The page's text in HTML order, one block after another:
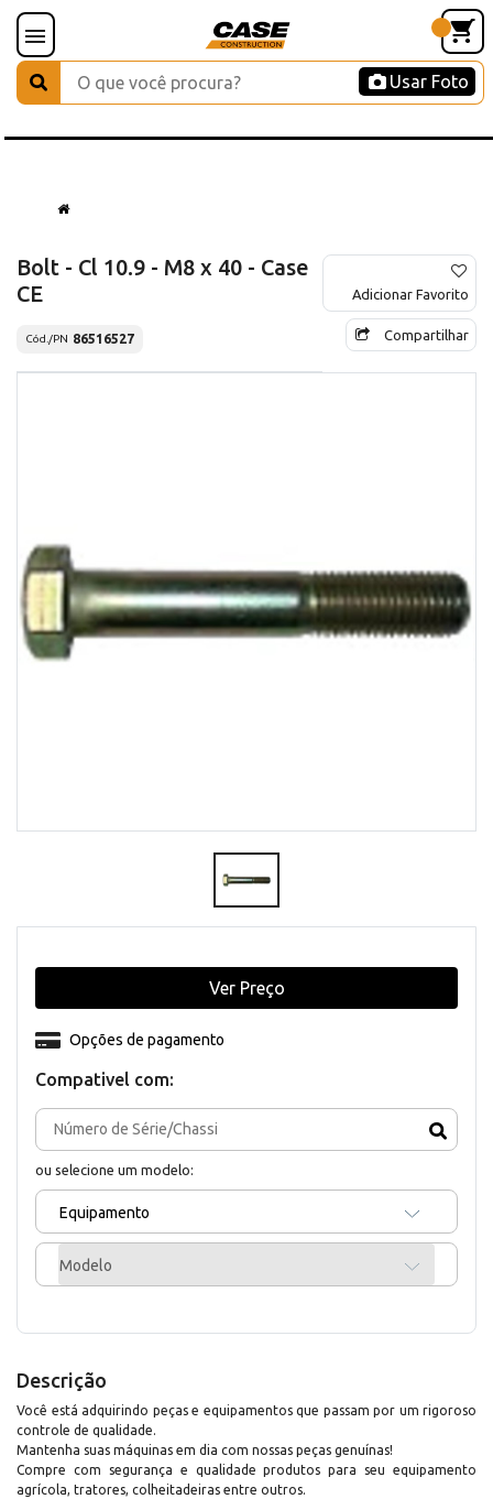
Usar Foto
Bolt - Cl 10.9 - M8 x 40 - Case
CE
Cód./PN 86516527
Adicionar Favorito
Compartilhar
Compativel com:
ou selecione um modelo:
Equipamento
Modelo
Opções de pagamento
Ver Preço
Descrição
Você está adquirindo peças e equipamentos que passam por um rigoroso
controle de qualidade.
Mantenha suas máquinas em dia com nossas peças genuínas!
Compre com segurança e qualidade produtos para seu equipamento
agrícola, tratores, colheitadeiras entre outros.